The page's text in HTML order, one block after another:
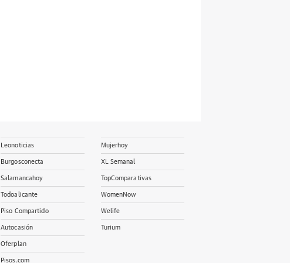
Leonoticias
Burgosconecta
Salamancahoy
Todoalicante
Piso Compartido
Autocasión
Oferplan
Pisos.com
Mujerhoy
XL Semanal
TopComparativas
WomenNow
Welife
Turium